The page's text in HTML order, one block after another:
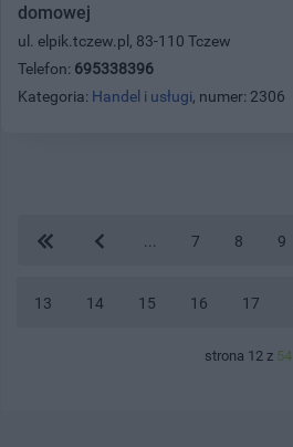
domowej
ul. elpik.tczew.pl, 83-110 Tczew
Telefon: 695338396
Kategoria: Handel i usługi, numer: 2306
7 8 9
13 14 15 16 17
strona 12 z 54